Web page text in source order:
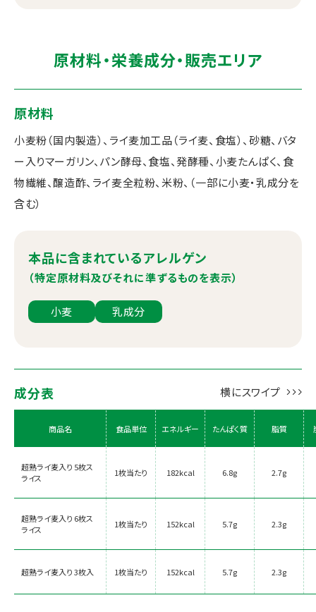
原材料・栄養成分・販売エリア
原材料
小麦粉（国内製造）、ライ麦加工品（ライ麦、食塩）、砂糖、バタ
ー入りマーガリン、パン酵母、食塩、発酵種、小麦たんぱく、食
物繊維、醸造酢、ライ麦全粒粉、米粉、（一部に小麦・乳成分を
含む）
本品に含まれているアレルゲン
（特定原材料及びそれに準ずるものを表示）
小麦 乳成分
成分表
商品名 食品単位 エネルギー たんぱく質 脂質
超熟ライ麦入り 5枚ス
ライス
1枚当たり 182kcal 6.8g 2.7g
超熟ライ麦入り 6枚ス
ライス
1枚当たり 152kcal 5.7g 2.3g
超熟ライ麦入り 3枚入 1枚当たり 152kcal 5.7g 2.3g